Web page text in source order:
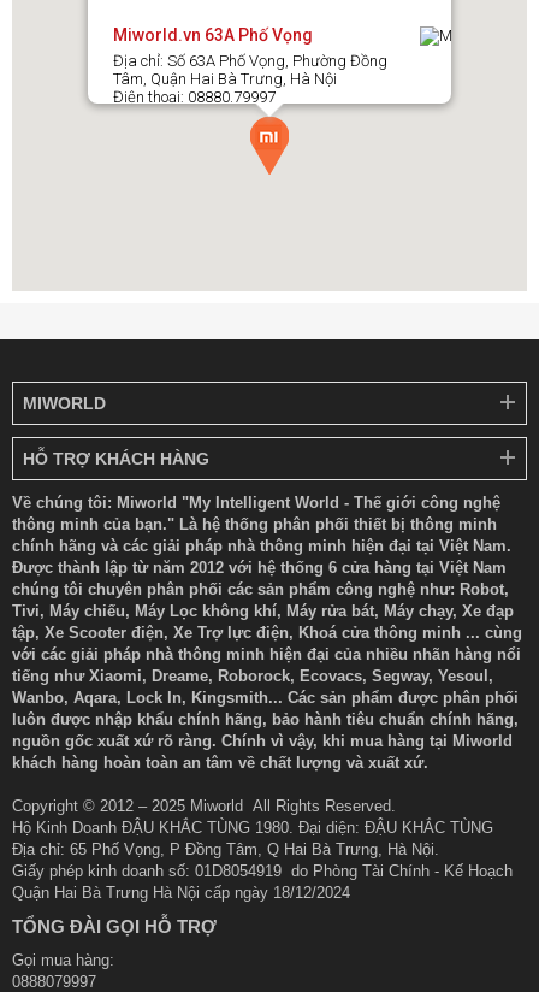
Miworld.vn 63A Phố Vọng
Địa chỉ: Số 63A Phố Vọng, Phường Đồng
Tâm, Quận Hai Bà Trưng, Hà Nội
Điện thoại: 08880.79997
MIWORLD
HỖ TRỢ KHÁCH HÀNG
Về chúng tôi: Miworld "My Intelligent World - Thế giới công nghệ
thông minh của bạn." Là hệ thống phân phối thiết bị thông minh
chính hãng và các giải pháp nhà thông minh hiện đại tại Việt Nam.
Được thành lập từ năm 2012 với hệ thống 6 cửa hàng tại Việt Nam
chúng tôi chuyên phân phối các sản phẩm công nghệ như: Robot,
Tivi, Máy chiếu, Máy Lọc không khí, Máy rửa bát, Máy chạy, Xe đạp
tập, Xe Scooter điện, Xe Trợ lực điện, Khoá cửa thông minh ... cùng
với các giải pháp nhà thông minh hiện đại của nhiều nhãn hàng nổi
tiếng như Xiaomi, Dreame, Roborock, Ecovacs, Segway, Yesoul,
Wanbo, Aqara, Lock In, Kingsmith... Các sản phẩm được phân phối
luôn được nhập khẩu chính hãng, bảo hành tiêu chuẩn chính hãng,
nguồn gốc xuất xứ rõ ràng. Chính vì vậy, khi mua hàng tại Miworld
khách hàng hoàn toàn an tâm về chất lượng và xuất xứ.
Copyright © 2012 – 2025 Miworld All Rights Reserved.
Hộ Kinh Doanh ĐẬU KHẮC TÙNG 1980. Đại diện: ĐẬU KHẮC TÙNG
Địa chỉ: 65 Phố Vọng, P Đồng Tâm, Q Hai Bà Trưng, Hà Nội.
Giấy phép kinh doanh số: 01D8054919 do Phòng Tài Chính - Kế Hoạch
Quận Hai Bà Trưng Hà Nội cấp ngày 18/12/2024
TỔNG ĐÀI GỌI HỖ TRỢ
Gọi mua hàng:
0888079997